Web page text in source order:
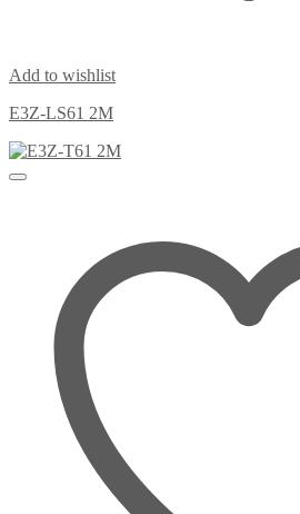
Add to wishlist
E3Z-LS61 2M